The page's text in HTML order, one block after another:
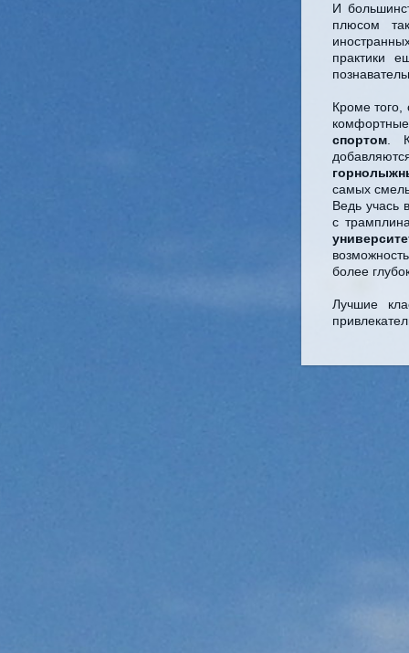
И
плюсом
практики
Кроме
спортом .
самых
Ведь учась
с
более
Лучшие